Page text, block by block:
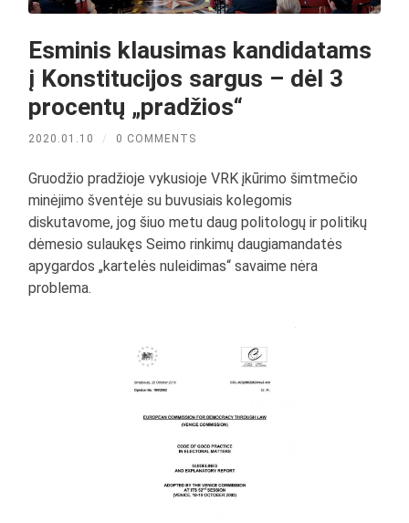
Esminis klausimas kandidatams
į Konstitucijos sargus – dėl 3
procentų „pradžios“
2020.01.10 / 0 COMMENTS
Gruodžio pradžioje vykusioje VRK įkūrimo šimtmečio
minėjimo šventėje su buvusiais kolegomis
diskutavome, jog šiuo metu daug politologų ir politikų
dėmesio sulaukęs Seimo rinkimų daugiamandatės
apygardos „kartelės nuleidimas“ savaime nėra
problema.